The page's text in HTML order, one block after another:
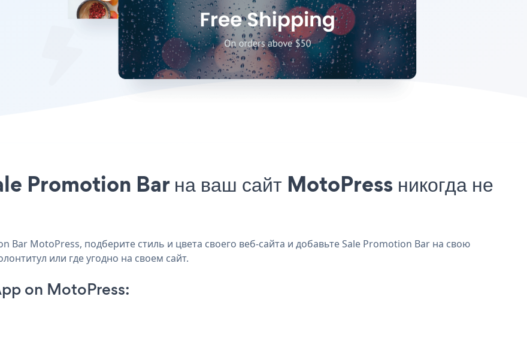
Promotion Bar на ваш сайт MotoPress никогда не
Bar MotoPress, подберите стиль и цвета своего веб-сайта и добавьте Sale Promotion Bar на свою
или где угодно на своем сайт.
on MotoPress: